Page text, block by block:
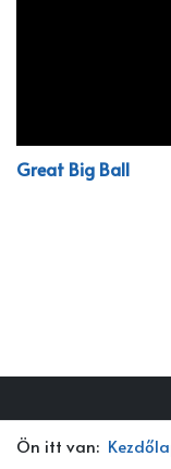
Great Big Ball
Ön itt van: